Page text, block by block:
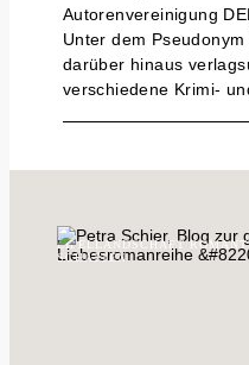
Autorenvereinigung
Unter dem
darüber hinaus
verschiedene Krimi-
EIFELLANDSCHAFT
SCHATTEN